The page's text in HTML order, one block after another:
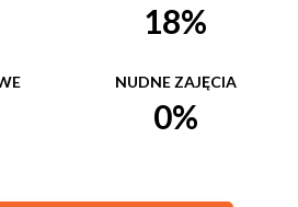
18%
NUDNE ZAJĘCIA
0%